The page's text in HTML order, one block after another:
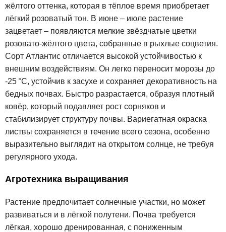
жёлтого оттенка, которая в тёплое время приобретает
лёгкий розоватый тон. В июне – июле растение
зацветает – появляются мелкие звёздчатые цветки
розовато-жёлтого цвета, собранные в рыхлые соцветия.
Сорт Атлантис отличается высокой устойчивостью к
внешним воздействиям. Он легко переносит морозы до
-25 °C, устойчив к засухе и сохраняет декоративность на
бедных почвах. Быстро разрастается, образуя плотный
ковёр, который подавляет рост сорняков и
стабилизирует структуру почвы. Вариегатная окраска
листвы сохраняется в течение всего сезона, особенно
выразительно выглядит на открытом солнце, не требуя
регулярного ухода.
Агротехника выращивания
Растение предпочитает солнечные участки, но может
развиваться и в лёгкой полутени. Почва требуется
лёгкая, хорошо дренированная, с пониженным